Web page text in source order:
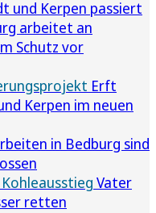
und Kerpen passiert
arbeitet an
Schutz vor
Erft
Kerpen im neuen
in Bedburg sind
Vater
retten